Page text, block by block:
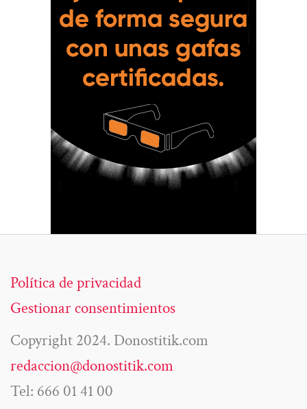
Política de privacidad
Gestionar consentimientos
Copyright 2024. Donostitik.com
redaccion@donostitik.com
Tel: 666 01 41 00